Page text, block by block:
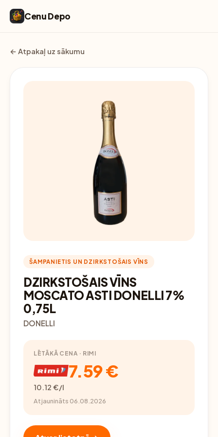
Cenu Depo
← Atpakaļ uz sākumu
ŠAMPANIETIS UN DZIRKSTOŠAIS VĪNS
DZIRKSTOŠAIS VĪNS
MOSCATO ASTI DONELLI 7%
0,75L
DONELLI
LĒTĀKĀ CENA · RIMI
7.59 €
10.12 €/l
Atjaunināts 06.08.2026